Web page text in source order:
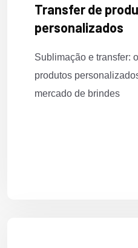
Transfer de
personalizados
Sublimação e transfer:
produtos
mercado de brindes